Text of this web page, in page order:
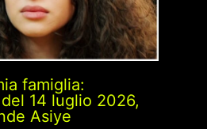
famiglia:
14 luglio 2026,
Asiye